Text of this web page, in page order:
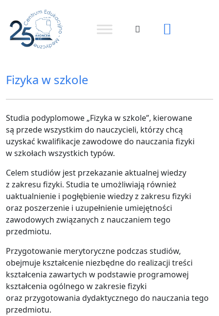
Fizyka w szkole
Studia podyplomowe „Fizyka w szkole”, kierowane
są przede wszystkim do nauczycieli, którzy chcą
uzyskać kwalifikacje zawodowe do nauczania fizyki
w szkołach wszystkich typów.
Celem studiów jest przekazanie aktualnej wiedzy
z zakresu fizyki. Studia te umożliwiają również
uaktualnienie i pogłębienie wiedzy z zakresu fizyki
oraz poszerzenie i uzupełnienie umiejętności
zawodowych związanych z nauczaniem tego
przedmiotu.
Przygotowanie merytoryczne podczas studiów,
obejmuje kształcenie niezbędne do realizacji treści
kształcenia zawartych w podstawie programowej
kształcenia ogólnego w zakresie fizyki
oraz przygotowania dydaktycznego do nauczania tego
przedmiotu.